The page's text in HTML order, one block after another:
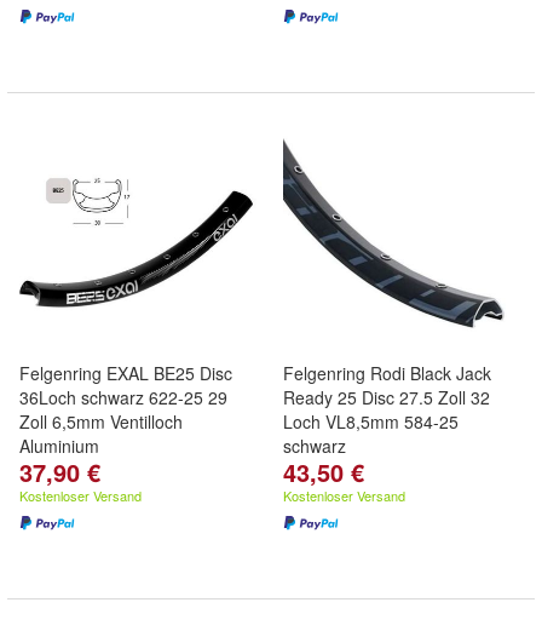
Felgenring EXAL BE25 Disc
36Loch schwarz 622-25 29
Zoll 6,5mm Ventilloch
Aluminium
37,90 €
Kostenloser Versand
Felgenring Rodi Black Jack
Ready 25 Disc 27.5 Zoll 32
Loch VL8,5mm 584-25
schwarz
43,50 €
Kostenloser Versand